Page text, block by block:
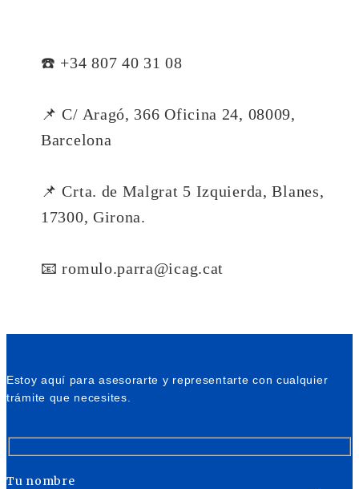
☎️ +34 807 40 31 08
📌 C/ Aragó, 366 Oficina 24, 08009,
Barcelona
📌 Crta. de Malgrat 5 Izquierda, Blanes,
17300, Girona.
📧 romulo.parra@icag.cat
Estoy aquí para asesorarte y representarte con cualquier
trámite que necesites.
Tu nombre